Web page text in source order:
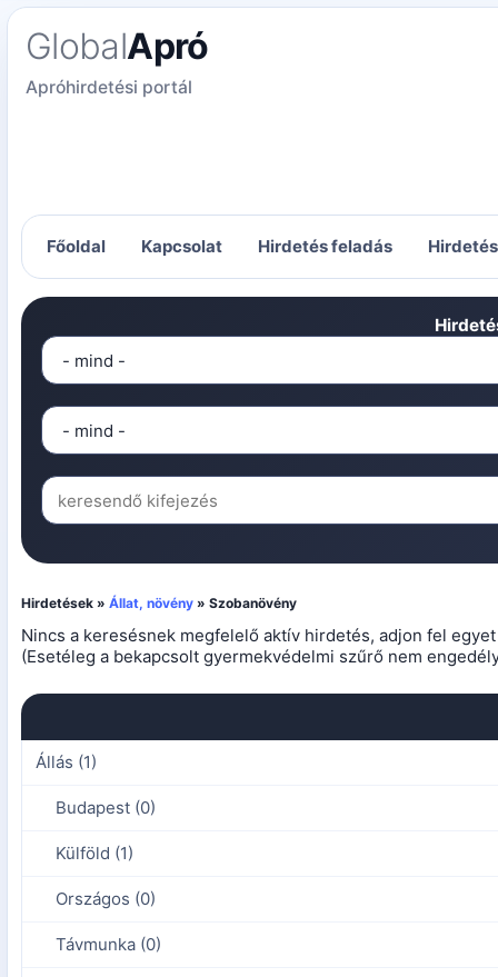
GlobalApró
Apróhirdetési portál
Főoldal Kapcsolat Hirdetés feladás
Állás (1)
Budapest (0)
Külföld (1)
Országos (0)
Távmunka (0)
Hirdetések » Állat, növény » Szobanövény
Nincs a keresésnek megfelelő aktív hirdetés, adjon fel
(Esetéleg a bekapcsolt gyermekvédelmi szűrő nem